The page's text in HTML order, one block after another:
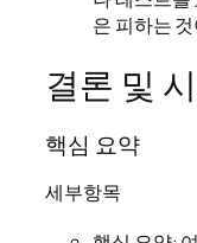
은 피하는
결론 및
핵심 요약
세부항목